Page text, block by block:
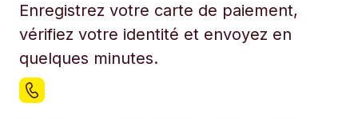
Enregistrez votre carte de paiement,
vérifiez votre identité et envoyez en
quelques minutes.